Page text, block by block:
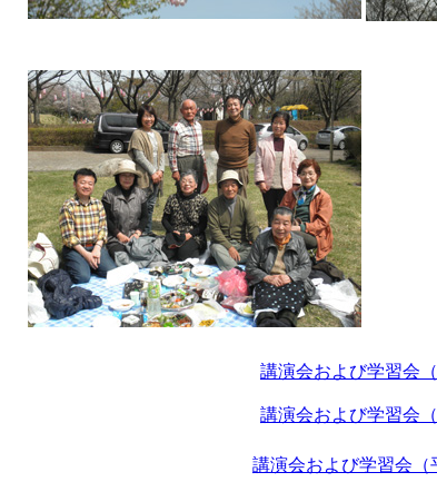
講演会および学習会（
講演会および学習会（
講演会および学習会（